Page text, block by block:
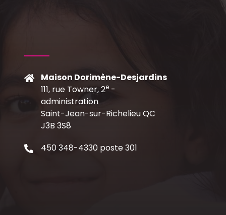
Maison Dorimène-Desjardins
111, rue Towner, 2e -
administration
Saint-Jean-sur-Richelieu QC
J3B 3S8
450 348-4330 poste 301